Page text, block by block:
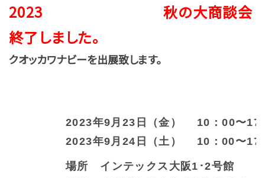
2023 秋の大商談会
終了しました。
クオッカワナビーを出展致します。
2023年9月23日（金） 10：00〜17
2023年9月24日（土） 10：00〜17
場所 インテックス大阪1･2号館